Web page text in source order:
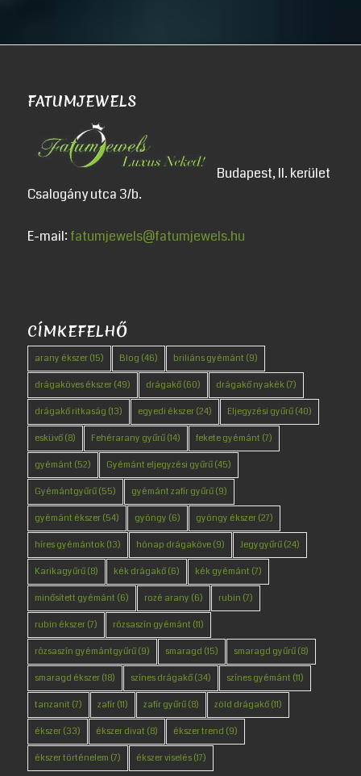
FATUMJEWELS
Budapest, II. kerület
Csalogány utca 3/b.
E-mail: fatumjewels@fatumjewels.hu
CÍMKEFELHŐ
arany ékszer(15) Blog (46) briliáns gyémánt (9)
drágaköves ékszer(49) drágakő(60) drágakő nyakék(7)
drágakő ritkaság (13) egyedi ékszer(24) Eljegyzési gyűrű(40)
esküvő(8) Fehérarany gyűrű(14) fekete gyémánt (7)
gyémánt (52) Gyémánt eljegyzési gyűrű(45)
Gyémántgyűrű(55) gyémánt zafír gyűrű(9)
gyémánt ékszer(54) gyöngy (6) gyöngy ékszer(27)
híres gyémántok(13) hónap drágaköve(9) Jegygyűrű(24)
Karikagyűrű(8) kék drágakő(6) kék gyémánt (7)
minősített gyémánt (6) rozé arany (6) rubin (7)
rubin ékszer(7) rózsaszín gyémánt (11)
rózsaszín gyémántgyűrű(9) smaragd (15) smaragd gyűrű(8)
smaragd ékszer(18) színes drágakő(34) színes gyémánt (11)
tanzanit (7) zafír(11) zafír gyűrű(8) zöld drágakő(11)
ékszer(33) ékszer divat (8) ékszer trend (9)
ékszer történelem (7) ékszer viselés(17)